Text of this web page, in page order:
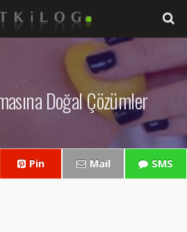
Doğal Çözümler
Pin Mail SMS